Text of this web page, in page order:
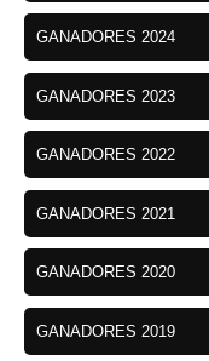
GANADORES 2024
GANADORES 2023
GANADORES 2022
GANADORES 2021
GANADORES 2020
GANADORES 2019